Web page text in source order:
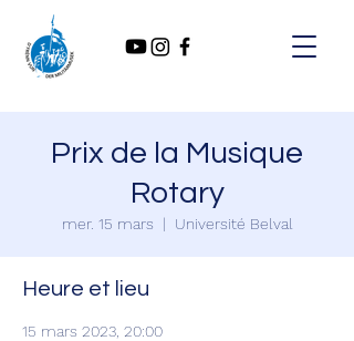
Prix de la Musique
Rotary
mer. 15 mars
  |
Université Belval
Heure et lieu
15 mars 2023, 20:00